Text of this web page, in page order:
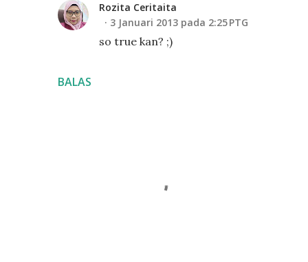
BALAS
Rozita Ceritaita
3 Januari 2013 pada 2:25 PTG
so true kan? ;)